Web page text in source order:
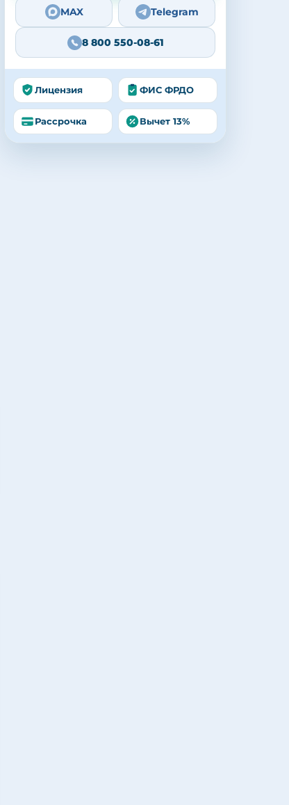
MAX Telegram
8 800 550-08-61
Лицензия ФИС ФРДО
Рассрочка Вычет 13%